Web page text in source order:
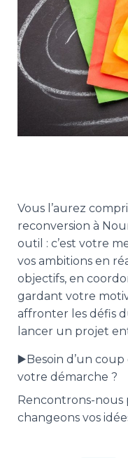
Vous l’aurez
reconversion à
outil : c’est votre
vos ambitions en
objectifs, en
gardant votre
affronter les défis
lancer un projet
▶️Besoin d’un
votre démarche ?
Rencontrons-nous
changeons vos